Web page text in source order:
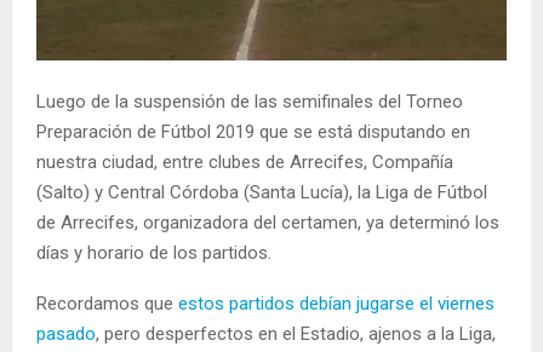
Luego de la suspensión de las semifinales del Torneo
Preparación de Fútbol 2019 que se está disputando en
nuestra ciudad, entre clubes de Arrecifes, Compañía
(Salto) y Central Córdoba (Santa Lucía), la Liga de Fútbol
de Arrecifes, organizadora del certamen, ya determinó los
días y horario de los partidos.
Recordamos que estos partidos debían jugarse el viernes
pasado, pero desperfectos en el Estadio, ajenos a la Liga,